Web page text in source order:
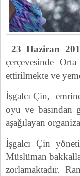
23 Haziran
çerçevesinde
ettirilmekte ve
İşgalcı Çin,
oyu ve
aşağılayan
İşgalcı Çin
Müslüman
zorlamaktadır.